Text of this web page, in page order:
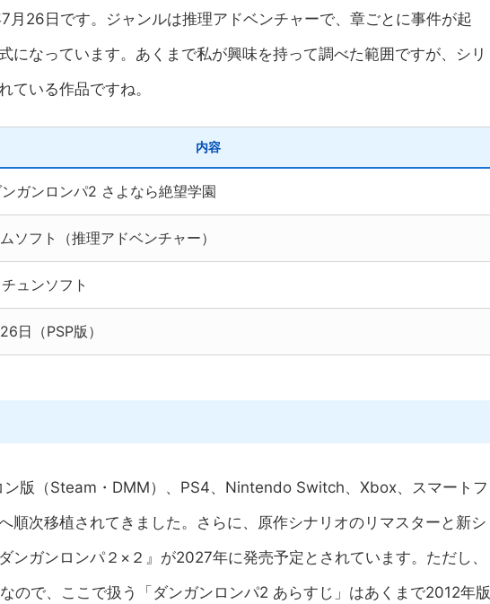
月26日です。ジャンルは推理アドベンチャーで、章ごとに事件が起
になっています。あくまで私が興味を持って調べた範囲ですが、シリ
ている作品ですね。
内容
ガンロンパ2 さよなら絶望学園
ソフト（推理アドベンチャー）
ュンソフト
日（PSP版）
版（Steam・DMM）、PS4、Nintendo Switch、Xbox、スマートフ
順次移植されてきました。さらに、原作シナリオのリマスターと新シ
ンガンロンパ２×２』が2027年に発売予定とされています。ただし、
ので、ここで扱う「ダンガンロンパ2 あらすじ」はあくまで2012年版